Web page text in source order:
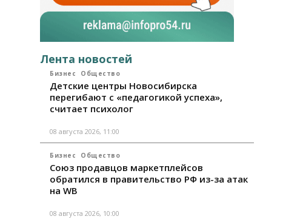
Лента новостей
Бизнес Общество
Детские центры Новосибирска
перегибают с «педагогикой успеха»,
считает психолог
08 августа 2026, 11:00
Бизнес Общество
Союз продавцов маркетплейсов
обратился в правительство РФ из-за атак
на WB
08 августа 2026, 10:00